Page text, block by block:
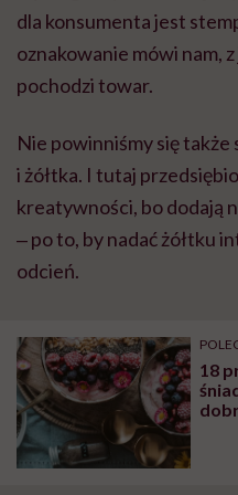
dla konsumenta jest
oznakowanie mówi nam,
pochodzi towar.
Nie powinniśmy się
i żółtka. I tutaj
kreatywności, bo dodają
‒ po to, by nadać żółtku
odcień.
18